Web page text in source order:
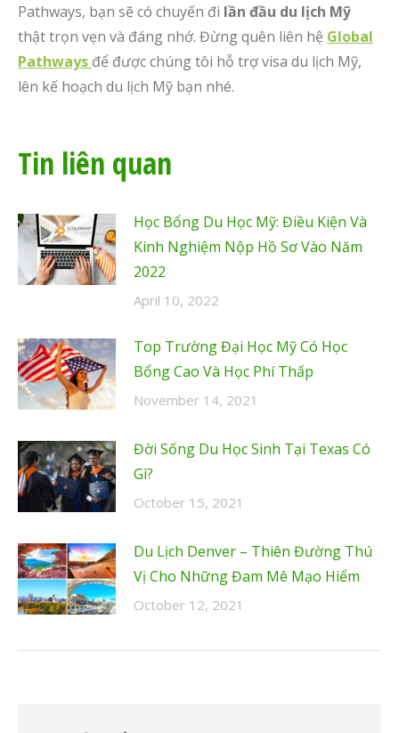
Pathways, bạn sẽ có chuyến đi lần đầu du lịch Mỹ
thật trọn vẹn và đáng nhớ. Đừng quên liên hệ Global
Pathways để được chúng tôi hỗ trợ visa du lịch Mỹ,
lên kế hoạch du lịch Mỹ bạn nhé.
Tin liên quan
Học Bổng Du Học Mỹ: Điều Kiện Và
Kinh Nghiệm Nộp Hồ Sơ Vào Năm
2022
April 10, 2022
Top Trường Đại Học Mỹ Có Học
Bổng Cao Và Học Phí Thấp
November 14, 2021
Đời Sống Du Học Sinh Tại Texas Có
Gì?
October 15, 2021
Du Lịch Denver – Thiên Đường Thú
Vị Cho Những Đam Mê Mạo Hiểm
October 12, 2021